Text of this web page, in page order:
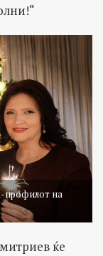
профилот на
ќе